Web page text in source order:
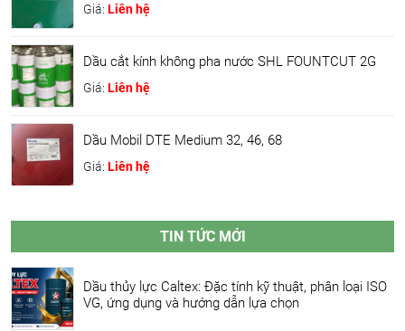
Giá: Liên hệ
Dầu cắt kính không pha nước SHL FOUNTCUT 2G
Giá: Liên hệ
Dầu Mobil DTE Medium 32, 46, 68
Giá: Liên hệ
TIN TỨC MỚI
Dầu thủy lực Caltex: Đặc tính kỹ thuật, phân loại ISO
VG, ứng dụng và hướng dẫn lựa chọn